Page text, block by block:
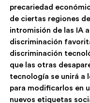
precariedad
de ciertas regiones
intromisión de las IA
discriminación
discriminación
que las otras
tecnología se unirá a
para modificarlos en
nuevos etiquetas